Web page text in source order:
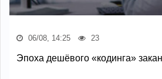
06/08, 14:25 23
Эпоха дешёвого «кодинга»